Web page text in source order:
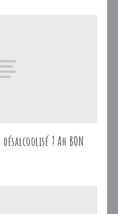
? Ah BON